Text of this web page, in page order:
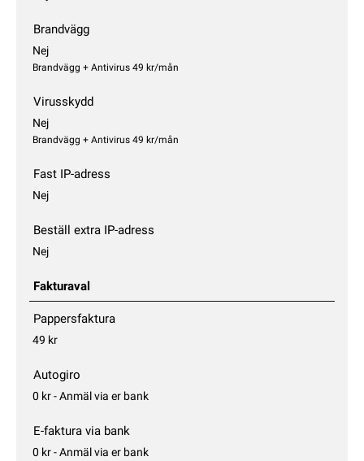
Brandvägg
Nej
Brandvägg + Antivirus 49 kr/mån
Virusskydd
Nej
Brandvägg + Antivirus 49 kr/mån
Fast IP-adress
Nej
Beställ extra IP-adress
Nej
Fakturaval
Pappersfaktura
49 kr
Autogiro
0 kr - Anmäl via er bank
E-faktura via bank
0 kr - Anmäl via er bank